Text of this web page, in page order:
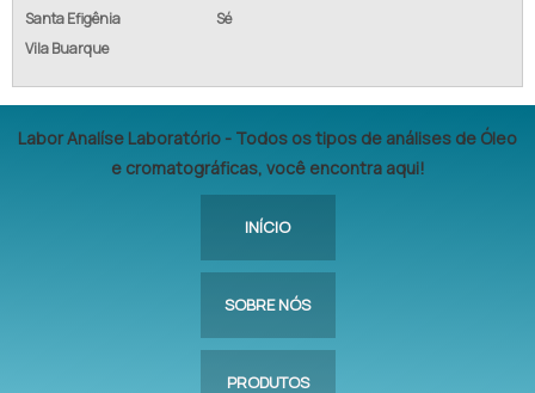
Santa Efigênia
Sé
Vila Buarque
Labor Analíse Laboratório - Todos os tipos de análises de Óleo
e cromatográficas, você encontra aqui!
INÍCIO
SOBRE NÓS
PRODUTOS